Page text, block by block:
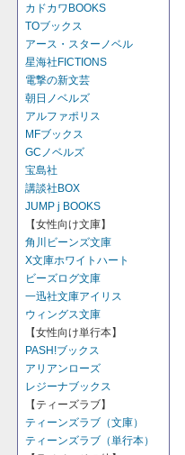
カドカワBOOKS
TOブックス
アース・スターノベル
星海社FICTIONS
電撃の新文芸
朝日ノベルズ
アルファポリス
MFブックス
GCノベルズ
宝島社
講談社BOX
JUMP j BOOKS
【女性向け文庫】
角川ビーンズ文庫
X文庫ホワイトハート
ビーズログ文庫
一迅社文庫アイリス
ウィングス文庫
【女性向け単行本】
PASH!ブックス
アリアンローズ
レジーナブックス
【ティーズラブ】
ティーンズラブ（文庫）
ティーンズラブ（単行本）